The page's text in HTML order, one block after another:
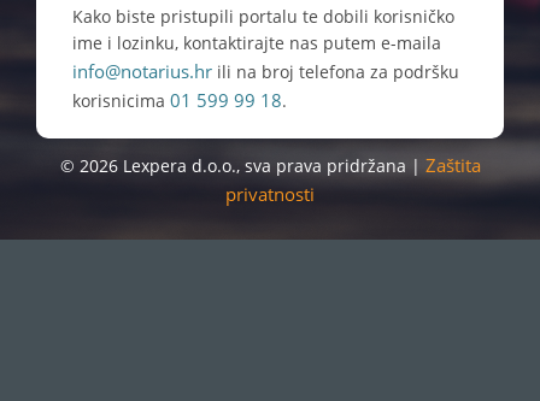
Kako biste pristupili portalu te dobili korisničko
ime i lozinku, kontaktirajte nas putem e-maila
info@notarius.hr ili na broj telefona za podršku
korisnicima 01 599 99 18.
© 2026 Lexpera d.o.o., sva prava pridržana | Zaštita
privatnosti